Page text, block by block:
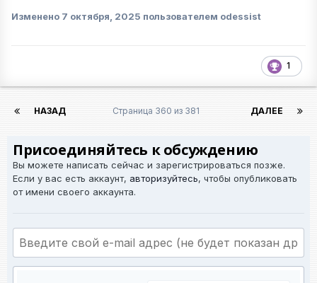
Изменено 7 октября, 2025 пользователем odessist
1
НАЗАД ДАЛЕЕ
Страница 360 из 381
Присоединяйтесь к обсуждению
Вы можете написать сейчас и зарегистрироваться позже.
Если у вас есть аккаунт, авторизуйтесь, чтобы опубликовать
от имени своего аккаунта.